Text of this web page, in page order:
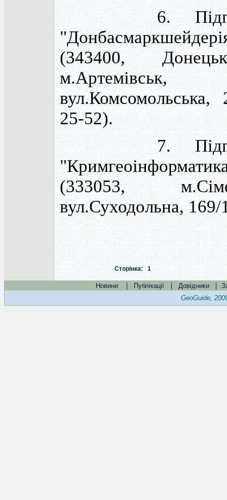
6.
(343400,
м.Артемівськ,
вул.Комсомольська,
25-52).
7.
(333053,
вул.Суходольна, 169/
Сторінка: 1
Новини | Публікації | Довідники |
GeoGuide,